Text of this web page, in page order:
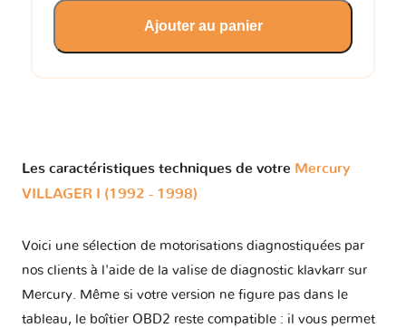
Ajouter au panier
Les caractéristiques techniques de votre Mercury
VILLAGER I (1992 - 1998)
Voici une sélection de motorisations diagnostiquées par
nos clients à l'aide de la valise de diagnostic klavkarr sur
Mercury. Même si votre version ne figure pas dans le
tableau, le boîtier OBD2 reste compatible : il vous permet